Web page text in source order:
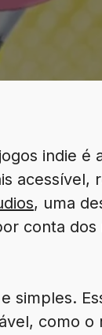
indie
acessível,
, uma
conta
simples.
como